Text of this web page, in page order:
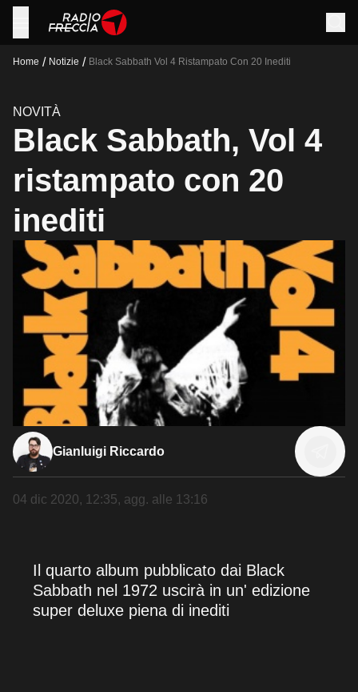
Home / Notizie / Black Sabbath Vol 4 Ristampato Con 20 Inediti
NOVITÀ
Black Sabbath, Vol 4
ristampato con 20
inediti
Gianluigi Riccardo
04 dic 2020, 12:35, agg. alle 13:16
Il quarto album pubblicato dai Black
Sabbath nel 1972 uscirà in un' edizione
super deluxe piena di inediti